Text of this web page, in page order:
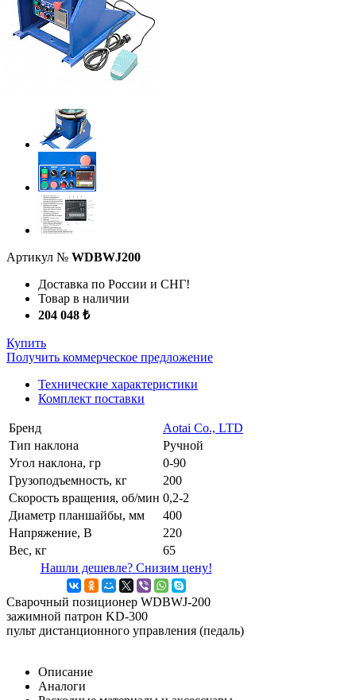
Артикул № WDBWJ200
Доставка по России и СНГ!
Товар в наличии
204 048 ₺
Купить
Получить коммерческое предложение
Технические характеристики
Комплект поставки
Бренд
Aotai Co., LTD
Тип наклона
Ручной
Угол наклона, гр
0-90
Грузоподъемность, кг
200
Скорость вращения, об/мин 0,2-2
Диаметр планшайбы, мм
400
Напряжение, В
220
Вес, кг
65
Нашли дешевле? Снизим цену!
Сварочный позиционер WDBWJ-200
зажимной патрон KD-300
пульт дистанционного управления (педаль)
Описание
Аналоги